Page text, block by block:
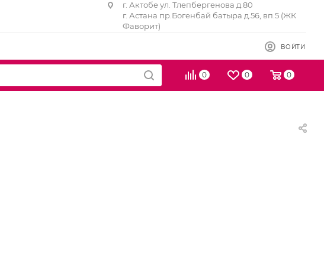
г. Актобе ул. Тлепбергенова д.80
г. Астана пр.Богенбай батыра д.56, вп.5 (ЖК
Фаворит)
ВОЙТИ
0 0 0